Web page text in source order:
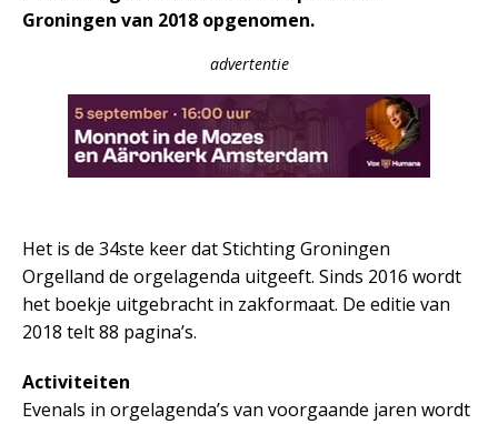
Groningen van 2018 opgenomen.
advertentie
Het is de 34ste keer dat Stichting Groningen
Orgelland de orgelagenda uitgeeft. Sinds 2016 wordt
het boekje uitgebracht in zakformaat. De editie van
2018 telt 88 pagina’s.
Activiteiten
Evenals in orgelagenda’s van voorgaande jaren wordt